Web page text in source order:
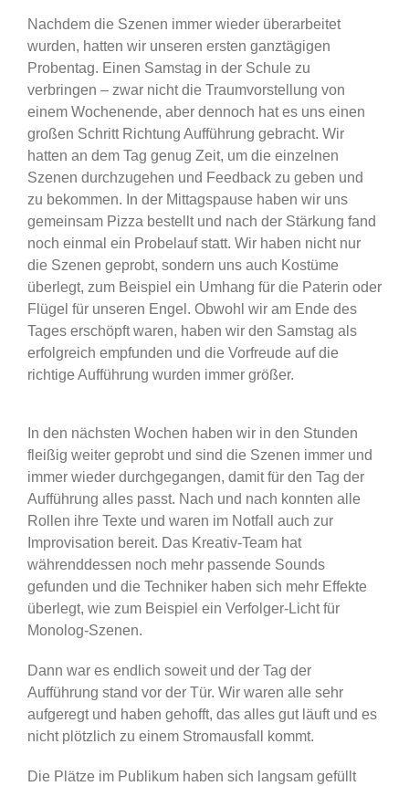
Nachdem die Szenen immer wieder überarbeitet
wurden, hatten wir unseren ersten ganztägigen
Probentag. Einen Samstag in der Schule zu
verbringen – zwar nicht die Traumvorstellung von
einem Wochenende, aber dennoch hat es uns einen
großen Schritt Richtung Aufführung gebracht. Wir
hatten an dem Tag genug Zeit, um die einzelnen
Szenen durchzugehen und Feedback zu geben und
zu bekommen. In der Mittagspause haben wir uns
gemeinsam Pizza bestellt und nach der Stärkung fand
noch einmal ein Probelauf statt. Wir haben nicht nur
die Szenen geprobt, sondern uns auch Kostüme
überlegt, zum Beispiel ein Umhang für die Paterin oder
Flügel für unseren Engel. Obwohl wir am Ende des
Tages erschöpft waren, haben wir den Samstag als
erfolgreich empfunden und die Vorfreude auf die
richtige Aufführung wurden immer größer.
In den nächsten Wochen haben wir in den Stunden
fleißig weiter geprobt und sind die Szenen immer und
immer wieder durchgegangen, damit für den Tag der
Aufführung alles passt. Nach und nach konnten alle
Rollen ihre Texte und waren im Notfall auch zur
Improvisation bereit. Das Kreativ-Team hat
währenddessen noch mehr passende Sounds
gefunden und die Techniker haben sich mehr Effekte
überlegt, wie zum Beispiel ein Verfolger-Licht für
Monolog-Szenen.
Dann war es endlich soweit und der Tag der
Aufführung stand vor der Tür. Wir waren alle sehr
aufgeregt und haben gehofft, das alles gut läuft und es
nicht plötzlich zu einem Stromausfall kommt.
Die Plätze im Publikum haben sich langsam gefüllt